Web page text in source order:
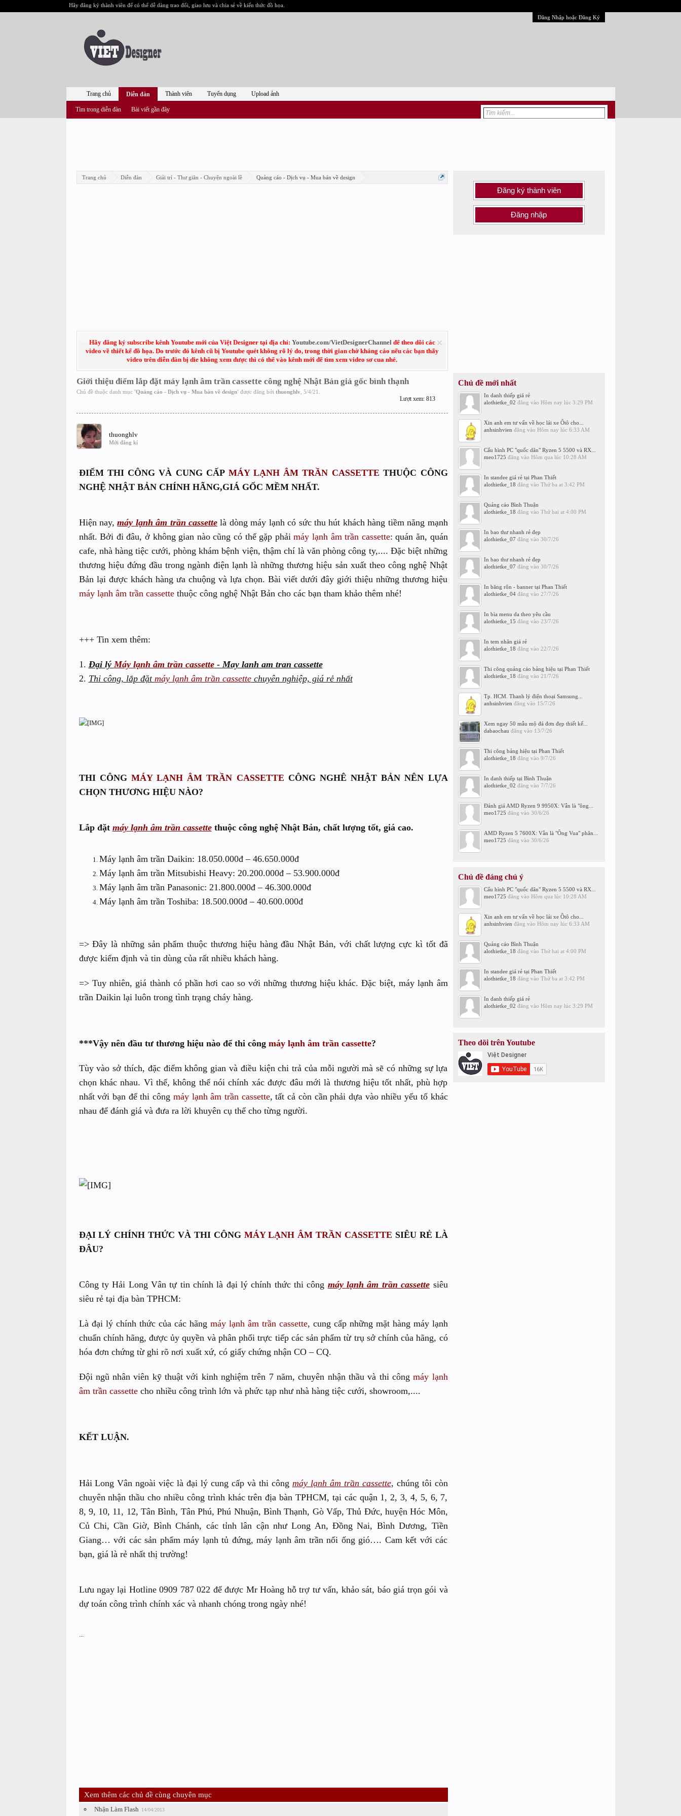
Hãy đăng ký thành viên để có thể dễ dàng trao đổi, giao lưu và chia sẻ về kiến thức đồ họa.
Đăng Nhập hoặc Đăng Ký
Trang chủ Diễn đàn Giải trí - Thư giãn - Chuyện ngoài lề Quảng cáo - Dịch vụ - Mua bán về design
Hãy đăng ký subscribe kênh Youtube mới của Việt Designer tại địa chỉ: Youtube.com/VietDesignerChannelđể theo dõi các
video về thiết kế đồ họa. Do trước đó kênh cũ bị Youtube quét không rõ lý do, trong thời gian chờ kháng cáo nếu các bạn thấy
video trên diễn đàn bị die không xem được thì có thể vào kênh mới để tìm xem video sơ cua nhé.
Giới thiệu điểm lắp đặt máy lạnh âm trần cassette công nghệ Nhật Bản giá gốc bình thạnh
Chủ đề thuộc danh mục 'Quảng cáo - Dịch vụ - Mua bán về design' được đăng bởi thuonghlv, 5/4/21
Lượt xem: 813
thuonghlv
Mới đăng kí
ĐIỂM THI CÔNG VÀ CUNG CẤP MÁY LẠNH ÂM TRẦN CASSETTE THUỘC CÔNG
NGHỆ NHẬT BẢN CHÍNH HÃNG,GIÁ GỐC MỀM NHẤT.
Hiện nay,máy lạnh âm trần cassette là dòng máy lạnh có sức thu hút khách hàng tiềm năng mạnh
nhất. Bởi đi đâu, ở không gian nào cũng có thể gặp phảimáy lạnh âm trần cassette: quán ăn, quán
cafe, nhà hàng tiệc cưới, phòng khám bệnh viện, thậm chí là văn phòng công ty,.... Đặc biệt những
thương hiệu đứng đầu trong ngành điện lạnh là những thương hiệu sản xuất theo công nghệ Nhật
Bản lại được khách hàng ưa chuộng và lựa chọn. Bài viết dưới đây giới thiệu những thương hiệu
máy lạnh âm trần cassettethuộc công nghệ Nhật Bản cho các bạn tham khảo thêm nhé!
+++ Tin xem thêm:
1. Đại lýMáy lạnh âm trần cassette- May lanh am tran cassette
2. Thi công, lắp đặt máy lạnh âm trần cassettechuyên nghiệp, giá rẻ nhất
THI CÔNG MÁY LẠNH ÂM TRẦN CASSETTE CÔNG NGHÊ NHẬT BẢN NÊN LỰA
CHỌN THƯƠNG HIỆU NÀO?
Lắp đặt máy lạnh âm trần cassette thuộc công nghệ Nhật Bản, chất lượng tốt, giá cao.
Máy lạnh âm trần Daikin: 18.050.000đ – 46.650.000đ
Máy lạnh âm trần Mitsubishi Heavy: 20.200.000đ – 53.900.000đ
Máy lạnh âm trần Panasonic: 21.800.000đ – 46.300.000đ
Máy lạnh âm trần Toshiba: 18.500.000đ – 40.600.000đ
=> Đây là những sản phẩm thuộc thương hiệu hàng đầu Nhật Bản, với chất lượng cực kì tốt đã
được kiểm định và tin dùng của rất nhiều khách hàng.
=> Tuy nhiên, giá thành có phần hơi cao so với những thương hiệu khác. Đặc biệt, máy lạnh âm
trần Daikin lại luôn trong tình trạng cháy hàng.
***Vậy nên đầu tư thương hiệu nào để thi công máy lạnh âm trần cassette?
Tùy vào sở thích, đặc điểm không gian và điều kiện chi trả của mỗi người mà sẽ có những sự lựa
chọn khác nhau. Vì thế, không thể nói chính xác được đâu mới là thương hiệu tốt nhất, phù hợp
nhất với bạn để thi công máy lạnh âm trần cassette, tất cả còn cần phải dựa vào nhiều yếu tố khác
nhau để đánh giá và đưa ra lời khuyên cụ thể cho từng người.
ĐẠI LÝ CHÍNH THỨC VÀ THI CÔNG MÁY LẠNH ÂM TRẦN CASSETTE SIÊU RẺ LÀ
ĐÂU?
Công ty Hải Long Vân tự tin chính là đại lý chính thức thi công máy lạnh âm trần cassette siêu
siêu rẻ tại địa bàn TPHCM:
Là đại lý chính thức của các hãng máy lạnh âm trần cassette, cung cấp những mặt hàng máy lạnh
chuẩn chính hãng, được ủy quyền và phân phối trực tiếp các sản phẩm từ trụ sở chính của hãng, có
hóa đơn chứng từ ghi rõ nơi xuất xứ, có giấy chứng nhận CO – CQ.
Đội ngũ nhân viên kỹ thuật với kinh nghiệm trên 7 năm, chuyên nhận thầu và thi côngmáy lạnh
âm trần cassettecho nhiều công trình lớn và phức tạp như nhà hàng tiệc cưới, showroom,....
KẾT LUẬN.
Hải Long Vân ngoài việc là đại lý cung cấp và thi công máy lạnh âm trần cassette, chúng tôi còn
chuyên nhận thầu cho nhiều công trình khác trên địa bàn TPHCM, tại các quận 1, 2, 3, 4, 5, 6, 7,
8, 9, 10, 11, 12, Tân Bình, Tân Phú, Phú Nhuận, Bình Thạnh, Gò Vấp, Thủ Đức, huyện Hóc Môn,
Củ Chi, Cần Giờ, Bình Chánh, các tỉnh lân cận như Long An, Đồng Nai, Bình Dương, Tiền
Giang… với các sản phẩm máy lạnh tủ đứng, máy lạnh âm trần nối ống gió…. Cam kết với các
bạn, giá là rẻ nhất thị trường!
Lưu ngay lại Hotline 0909 787 022 để được Mr Hoàng hỗ trợ tư vấn, khảo sát, báo giá trọn gói và
dự toán công trình chính xác và nhanh chóng trong ngày nhé!
Xem thêm các chủ đề cùng chuyên mục
Nhận Làm Flash 14/04/2013
Đăng ký thành viên
Đăng nhập
Chủ đề mới nhất
In danh thiếp giá rẻ
alothietke_02 đăng vào Hôm nay lúc 3:29 PM
Xin anh em tư vấn về học lái xe Ôtô cho...
anhsinhvien đăng vào Hôm nay lúc 6:33 AM
Cấu hình PC "quốc dân" Ryzen 5 5500 và RX...
meo1725 đăng vào Hôm qua lúc 10:28 AM
In standee giá rẻ tại Phan Thiết
alothietke_18 đăng vào Thứ ba at 3:42 PM
Quảng cáo Bình Thuận
alothietke_18 đăng vào Thứ hai at 4:00 PM
In bao thư nhanh rẻ đẹp
alothietke_07 đăng vào 30/7/26
In bao thư nhanh rẻ đẹp
alothietke_07 đăng vào 30/7/26
In băng rôn - banner tại Phan Thiết
alothietke_04đăng vào 27/7/26
In bìa menu da theo yêu cầu
alothietke_15 đăng vào 23/7/26
In tem nhãn giá rẻ
alothietke_18 đăng vào 22/7/26
Thi công quảng cáo bảng hiệu tại Phan Thiết
alothietke_18 đăng vào 21/7/26
Tp. HCM. Thanh lý điện thoại Samsung...
anhsinhvien đăng vào 15/7/26
Xem ngay 50 mẫu mộ đá đơn đẹp thiết kế...
dabaochau đăng vào 13/7/26
Thi công bảng hiệu tại Phan Thiết
alothietke_18 đăng vào 9/7/26
In danh thiếp tại Bình Thuận
alothietke_02 đăng vào 7/7/26
Đánh giá AMD Ryzen 9 9950X: Vẫn là "ông...
meo1725 đăng vào 30/6/26
AMD Ryzen 5 7600X: Vẫn là "Ông Vua" phân...
meo1725 đăng vào 30/6/26
Chủ đề đáng chú ý
Cấu hình PC "quốc dân" Ryzen 5 5500 và RX...
meo1725 đăng vào Hôm qua lúc 10:28 AM
Xin anh em tư vấn về học lái xe Ôtô cho...
anhsinhvien đăng vào Hôm nay lúc 6:33 AM
Quảng cáo Bình Thuận
alothietke_18 đăng vào Thứ hai at 4:00 PM
In standee giá rẻ tại Phan Thiết
alothietke_18 đăng vào Thứ ba at 3:42 PM
In danh thiếp giá rẻ
alothietke_02 đăng vào Hôm nay lúc 3:29 PM
Theo dõi trên Youtube
Trang chủ Diễn đàn
Tìm trong diễn đàn Bài viết gần đây
Thành viên Tuyển dụng Upload ảnh